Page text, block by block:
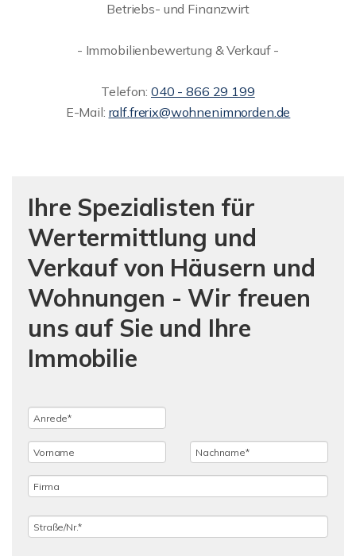
Betriebs- und Finanzwirt
- Immobilienbewertung & Verkauf -
Telefon: 040 - 866 29 199
E-Mail: ralf.frerix@wohnenimnorden.de
Ihre Spezialisten für
Wertermittlung und
Verkauf von Häusern und
Wohnungen - Wir freuen
uns auf Sie und Ihre
Immobilie